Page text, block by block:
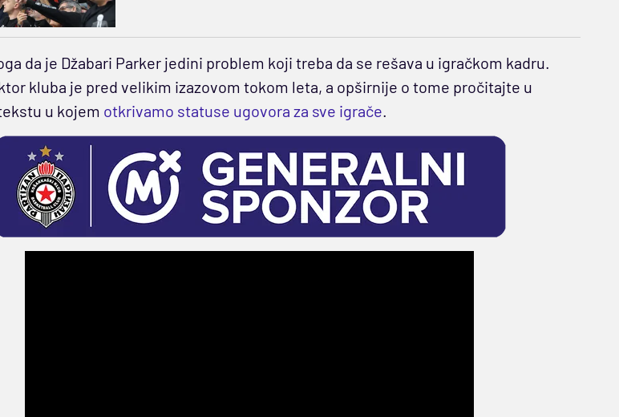
da je Džabari Parker jedini problem koji treba da se rešava u igračkom kadru.
kluba je pred velikim izazovom tokom leta, a opširnije o tome pročitajte u
u kojem otkrivamo statuse ugovora za sve igrače.